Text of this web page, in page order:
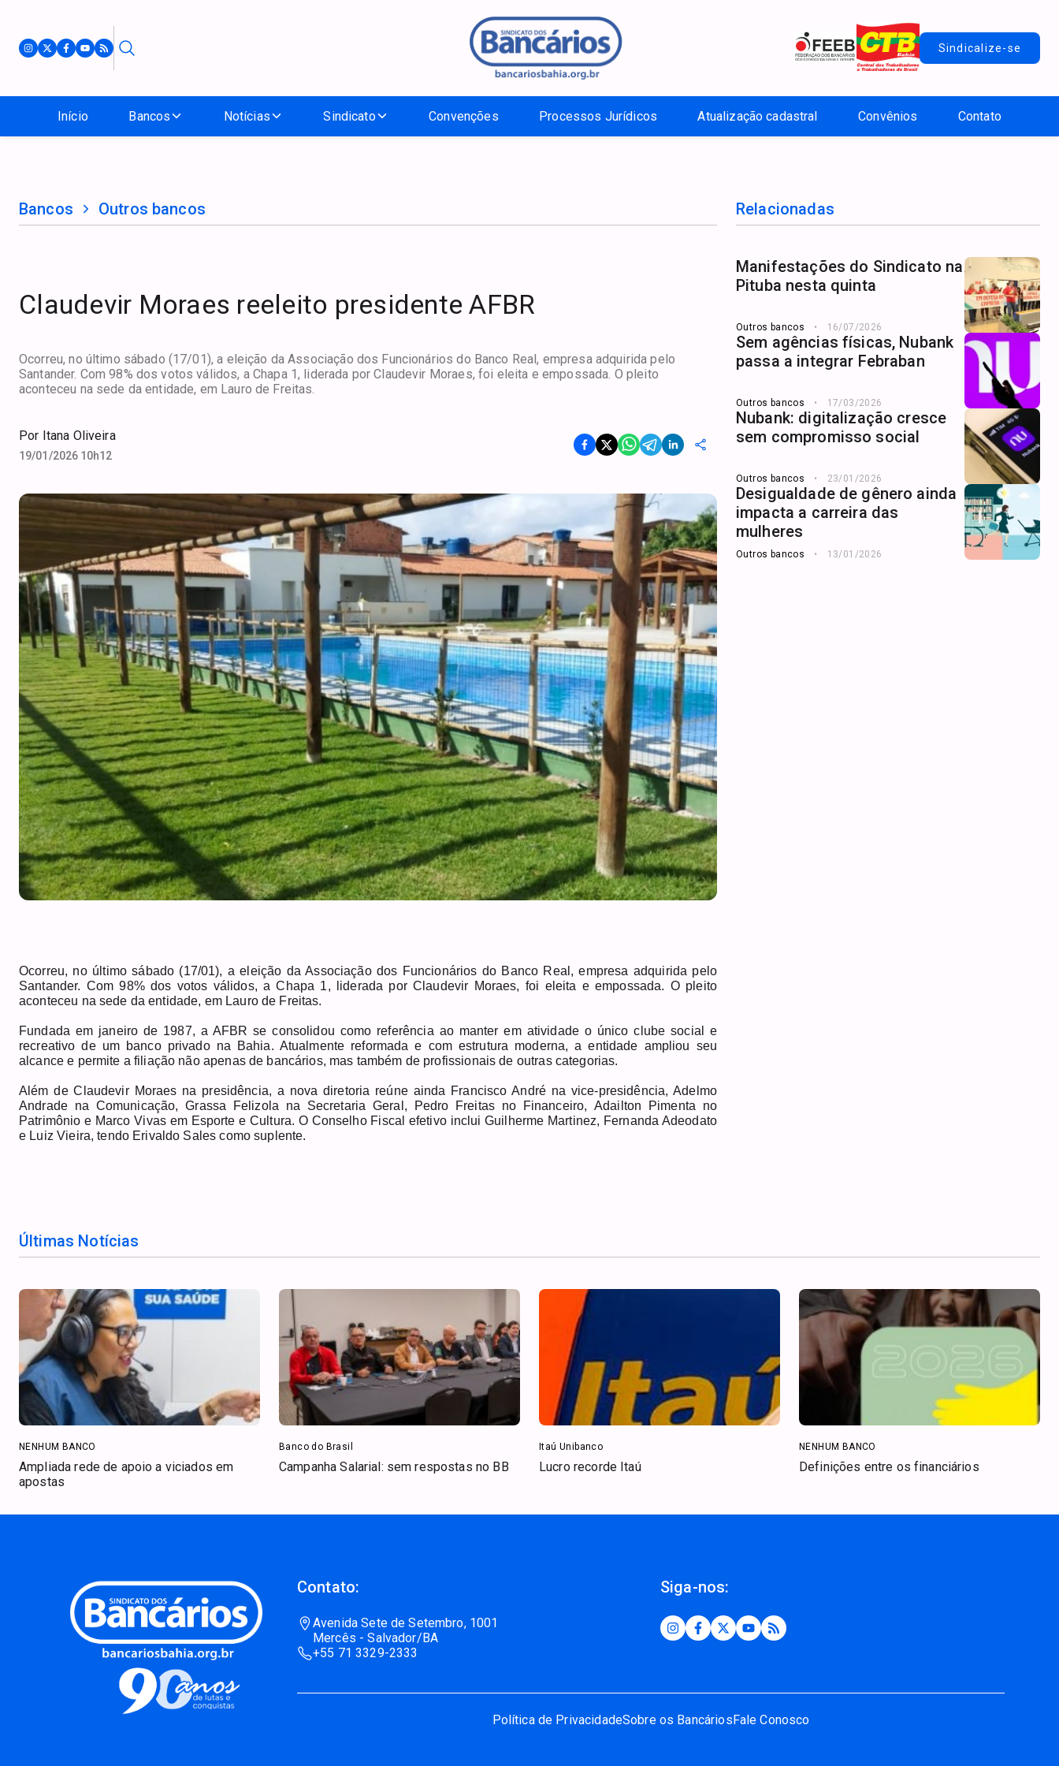
Sindicalize-se
Início Bancos Notícias Sindicato Convenções Processos Jurídicos Atualização cadastral Convênios Contato
Bancos Outros bancos
Claudevir Moraes reeleito presidente AFBR
Ocorreu, no último sábado (17/01), a eleição da Associação dos Funcionários do Banco Real, empresa adquirida pelo
Santander. Com 98% dos votos válidos, a Chapa 1, liderada por Claudevir Moraes, foi eleita e empossada. O pleito
aconteceu na sede da entidade, em Lauro de Freitas.
Por Itana Oliveira
19/01/2026 10h12
Ocorreu, no último sábado (17/01), a eleição da Associação dos Funcionários do Banco Real, empresa adquirida pelo
Santander. Com 98% dos votos válidos, a Chapa 1, liderada por Claudevir Moraes, foi eleita e empossada. O pleito
aconteceu na sede da entidade, em Lauro de Freitas.
Fundada em janeiro de 1987, a AFBR se consolidou como referência ao manter em atividade o único clube social e
recreativo de um banco privado na Bahia. Atualmente reformada e com estrutura moderna, a entidade ampliou seu
alcance e permite a filiação não apenas de bancários, mas também de profissionais de outras categorias.
Além de Claudevir Moraes na presidência, a nova diretoria reúne ainda Francisco André na vice-presidência, Adelmo
Andrade na Comunicação, Grassa Felizola na Secretaria Geral, Pedro Freitas no Financeiro, Adailton Pimenta no
Patrimônio e Marco Vivas em Esporte e Cultura. O Conselho Fiscal efetivo inclui Guilherme Martinez, Fernanda Adeodato
e Luiz Vieira, tendo Erivaldo Sales como suplente.
Relacionadas
Manifestações do Sindicato na
Pituba nesta quinta
Outros bancos 16/07/2026
Sem agências físicas, Nubank
passa a integrar Febraban
Outros bancos 17/03/2026
Nubank: digitalização cresce
sem compromisso social
Outros bancos 23/01/2026
Desigualdade de gênero ainda
impacta a carreira das
mulheres
Outros bancos 13/01/2026
Últimas Notícias
NENHUM BANCO
Ampliada rede de apoio a viciados em
apostas
Banco do Brasil
Campanha Salarial: sem respostas no BB
Itaú Unibanco
Lucro recorde Itaú
NENHUM BANCO
Definições entre os financiários
Contato:
Avenida Sete de Setembro, 1001
Mercês - Salvador/BA
+55 71 3329-2333
Siga-nos:
Política de PrivacidadeSobre os BancáriosFale Conosco